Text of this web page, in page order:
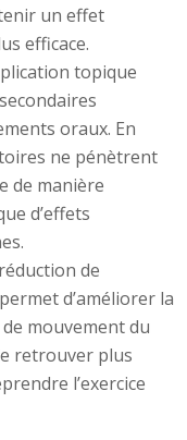
un effet
efficace.
topique
oraux. En
ne pénètrent
de manière
d’effets
de
d’améliorer la
mouvement du
retrouver plus
l’exercice